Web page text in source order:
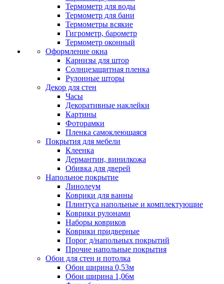
Термометр для воды
Термометр для бани
Термометры всякие
Гигрометр, барометр
Термометр оконный
Оформление окна
Карнизы для штор
Солнцезащитная пленка
Рулонные шторы
Декор для стен
Часы
Декоративные наклейки
Картины
Фоторамки
Пленка самоклеющаяся
Покрытия для мебели
Клеенка
Дермантин, винилкожа
Обивка для дверей
Напольное покрытие
Линолеум
Коврики для ванны
Плинтуса напольные и комплектующие
Коврики рулонами
Наборы ковриков
Коврики придверные
Порог д/напольных покрытий
Прочие напольные покрытия
Обои для стен и потолка
Обои ширина 0,53м
Обои ширина 1,06м